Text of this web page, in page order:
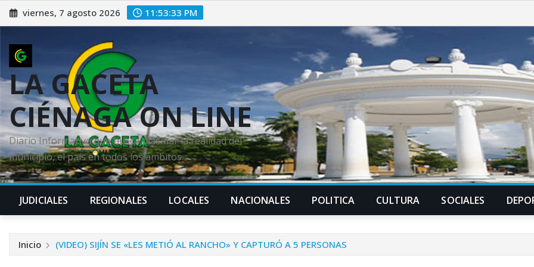
Saltar
al
viernes, 7 agosto 2026 11:53:35 PM
LA GACETA
CIÉNAGA ON LINE
Diario Informativo que busca plasmar la realidad del
municipio, el país en todos los ámbitos.
JUDICIALES REGIONALES LOCALES NACIONALES POLITICA CULTURA SOCIALES
Inicio (VIDEO) SIJÍN SE «LES METIÓ AL RANCHO» Y CAPTURÓ A 5 PERSONAS